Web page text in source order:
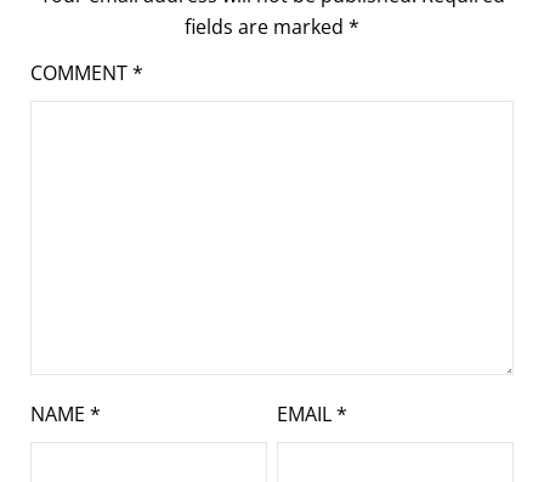
fields are marked *
COMMENT*
NAME * EMAIL*